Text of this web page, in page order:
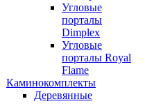
Угловые
порталы
Dimplex
Угловые
порталы Royal
Flame
Каминокомплекты
Деревянные